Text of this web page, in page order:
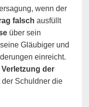
wenn der
falsch ausfüllt
über sein
Gläubiger und
einreicht.
der
der Schuldner die